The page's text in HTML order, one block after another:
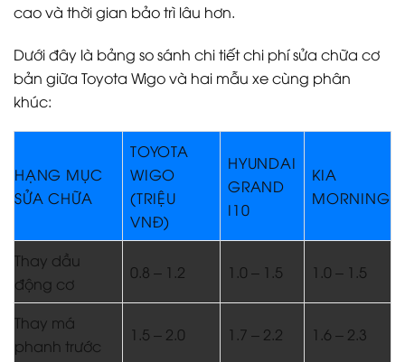
cao và thời gian bảo trì lâu hơn.
Dưới đây là bảng so sánh chi tiết chi phí sửa chữa cơ
bản giữa Toyota Wigo và hai mẫu xe cùng phân
khúc:
HẠNG MỤC
SỬA CHỮA
TOYOTA
WIGO
(TRIỆU
VNĐ)
HYUNDAI
GRAND
I10
KIA
MORNING
Thay dầu
động cơ
0.8 – 1.2 1.0 – 1.5 1.0 – 1.5
Thay má
phanh trước
1.5 – 2.0 1.7 – 2.2 1.6 – 2.3